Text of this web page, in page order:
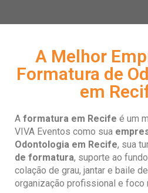
A Melhor
Formatura de
em
A formatura em Recife é um
VIVA Eventos como sua
Odontologia em Recife, sua
de formatura, suporte ao
colação de grau, jantar e baile
organização profissional e foco